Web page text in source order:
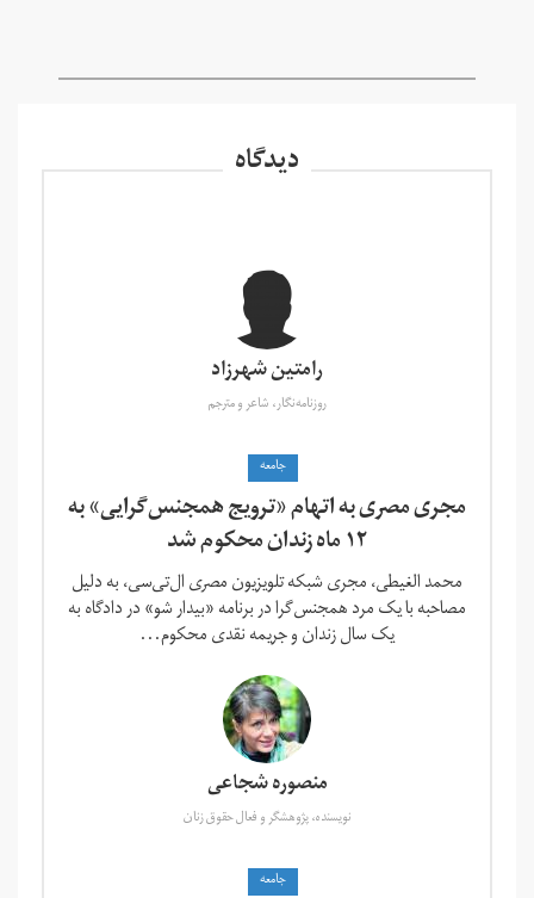
دیدگاه
رامتین شهرزاد
روزنامه‌نگار، شاعر و مترجم
جامعه
مجری مصری به اتهام «ترویج همجنس‌گرایی» به
۱۲ ماه زندان محکوم شد
محمد الغیطی، مجری شبکه تلویزیون مصری ال‌تی‌سی، به دلیل
مصاحبه با یک مرد همجنس‌گرا در برنامه «بیدار شو» در دادگاه به
یک سال زندان و جریمه نقدی محکوم...
منصوره شجاعی
نویسنده، پژوهشگر و فعال حقوق زنان
جامعه